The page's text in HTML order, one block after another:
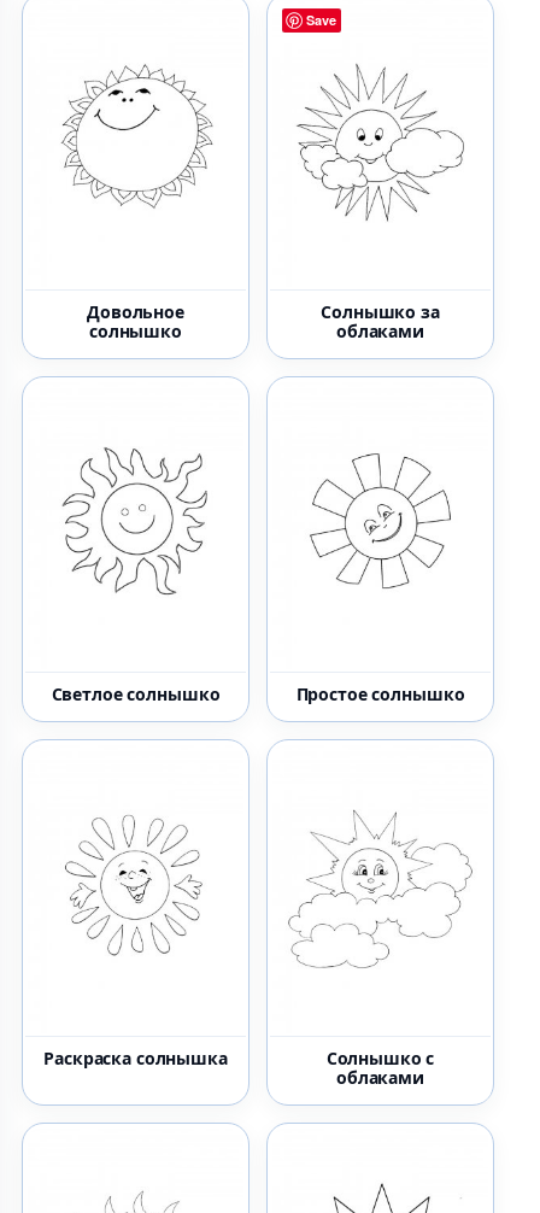
Довольное
солнышко
Солнышко за
облаками
Светлое солнышко Простое солнышко
Раскраска солнышка
Солнышко с
облаками
Save